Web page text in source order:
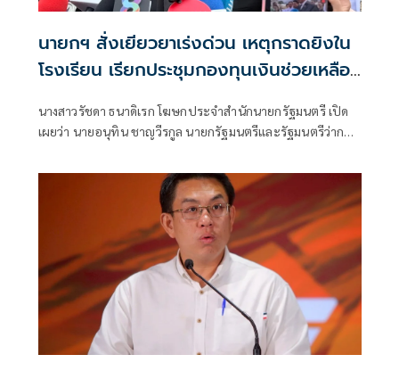
นายกฯ สั่งเยียวยาเร่งด่วน เหตุกราดยิงใน
โรงเรียน เรียกประชุมกองทุนเงินช่วยเหลือฯ
นางสาวรัชดา ธนาดิเรก โฆษกประจำสำนักนายกรัฐมนตรี เปิด
เผยว่า นายอนุทิน ชาญวีรกูล นายกรัฐมนตรีและรัฐมนตรีว่าการ
เหตุนักเรียนชายกราดยิงภายในโรงเรียนเทพศิรินทร์ บางกรวย
จังหวัดนนทบุรี สั่งการหน่วยงานที่เกี่ยวข้องเยียวยาให้ความช่วย